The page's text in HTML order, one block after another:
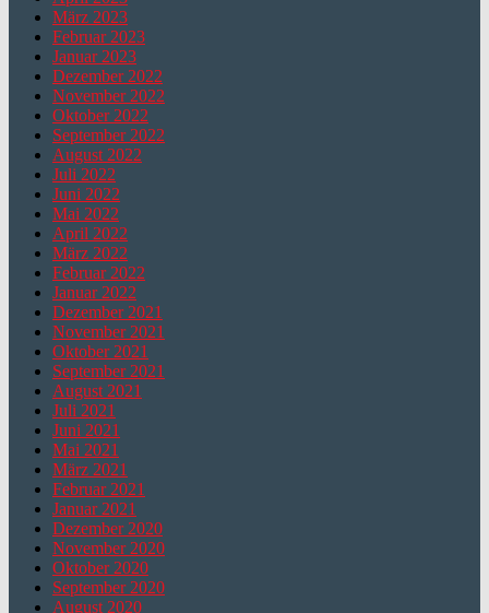
März 2023
Februar 2023
Januar 2023
Dezember 2022
November 2022
Oktober 2022
September 2022
August 2022
Juli 2022
Juni 2022
Mai 2022
April 2022
März 2022
Februar 2022
Januar 2022
Dezember 2021
November 2021
Oktober 2021
September 2021
August 2021
Juli 2021
Juni 2021
Mai 2021
März 2021
Februar 2021
Januar 2021
Dezember 2020
November 2020
Oktober 2020
September 2020
August 2020